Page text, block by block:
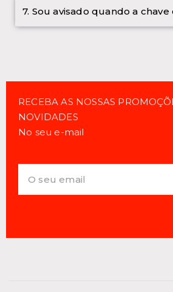
7. Sou avisado quando a
RECEBA AS NOSSAS
NOVIDADES
No seu e-mail